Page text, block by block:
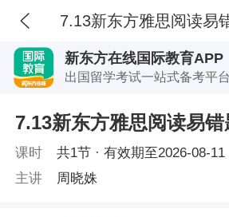
7.13新东方雅思阅读易
新东方在线国际教育APP
出国留学考试一站式备考平台
7.13新东方雅思阅读易
课时 共1节 ·有效期至2026-08-11
主讲
周晓姝